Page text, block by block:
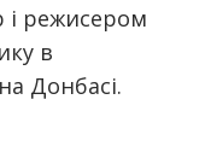
і режисером
в
Донбасі.